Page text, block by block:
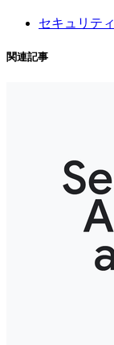
セキュリテ
関連記事